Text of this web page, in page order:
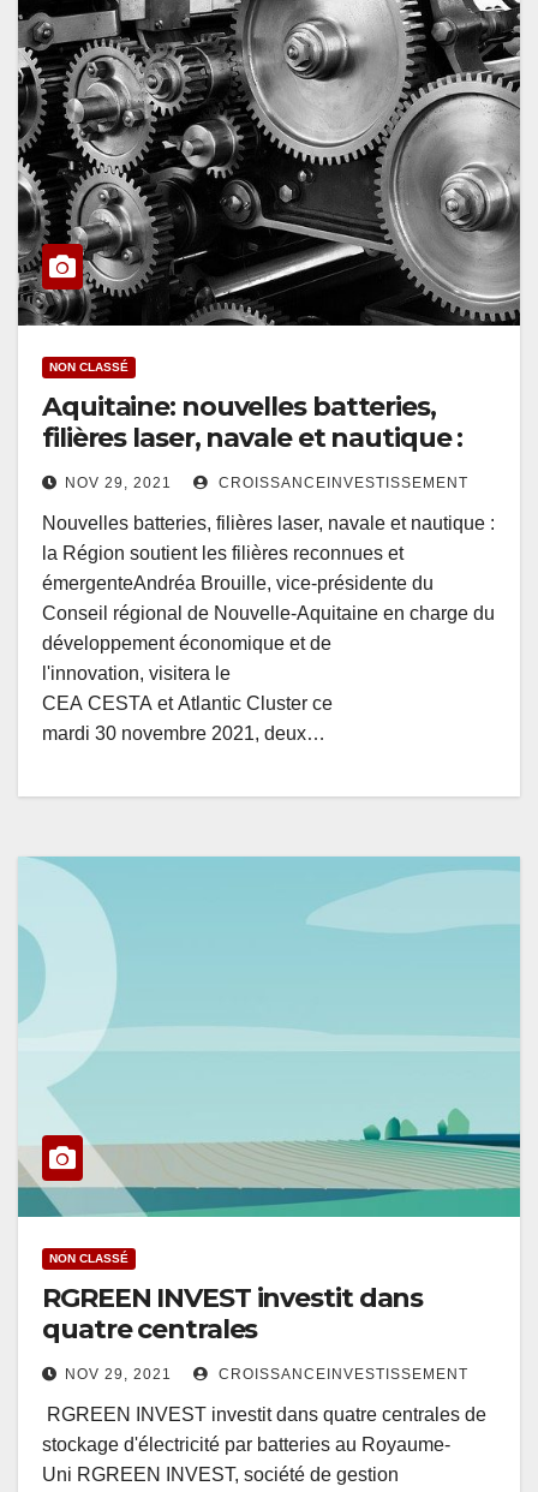
NON CLASSÉ
Aquitaine: nouvelles batteries,
filières laser, navale et nautique :
NOV 29, 2021 CROISSANCEINVESTISSEMENT
Nouvelles batteries, filières laser, navale et nautique :
la Région soutient les filières reconnues et
émergenteAndréa Brouille, vice-présidente du
Conseil régional de Nouvelle-Aquitaine en charge du
développement économique et de
l'innovation, visitera le
CEA CESTA et Atlantic Cluster ce
mardi 30 novembre 2021, deux…
NON CLASSÉ
RGREEN INVEST investit dans
quatre centrales
NOV 29, 2021 CROISSANCEINVESTISSEMENT
RGREEN INVEST investit dans quatre centrales de
stockage d'électricité par batteries au Royaume-
Uni RGREEN INVEST, société de gestion